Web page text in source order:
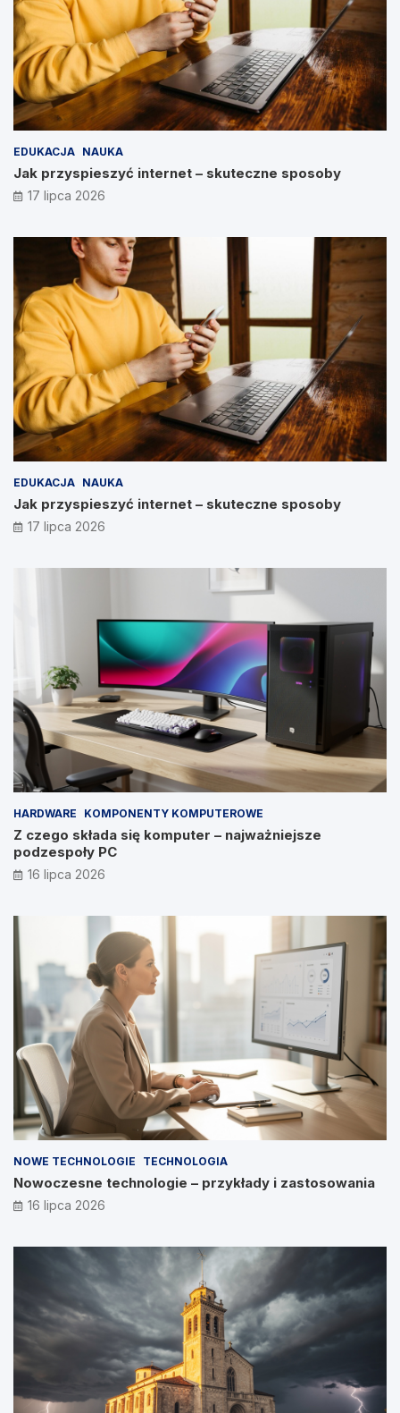
EDUKACJA NAUKA
Jak przyspieszyć internet – skuteczne sposoby
17 lipca 2026
EDUKACJA NAUKA
Jak przyspieszyć internet – skuteczne sposoby
17 lipca 2026
HARDWARE KOMPONENTY KOMPUTEROWE
Z czego składa się komputer – najważniejsze
podzespoły PC
16 lipca 2026
NOWE TECHNOLOGIE TECHNOLOGIA
Nowoczesne technologie – przykłady i zastosowania
16 lipca 2026